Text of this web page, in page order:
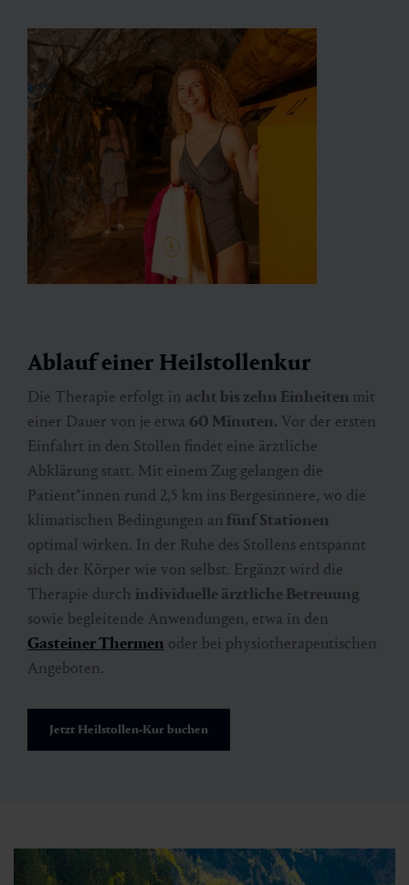
Ablauf einer Heilstollenkur
Die Therapie erfolgt in acht bis zehn Einheiten mit
einer Dauer von je etwa 60 Minuten. Vor der ersten
Einfahrt in den Stollen findet eine ärztliche
Abklärung statt. Mit einem Zug gelangen die
Patient*innen rund 2,5 km ins Bergesinnere, wo die
klimatischen Bedingungen anfünf Stationen
optimal wirken. In der Ruhe des Stollens entspannt
sich der Körper wie von selbst. Ergänzt wird die
Therapie durch individuelle ärztliche Betreuung
sowie begleitende Anwendungen, etwa in den
Gasteiner Thermen oder bei physiotherapeutischen
Angeboten.
Jetzt Heilstollen-Kur buchen